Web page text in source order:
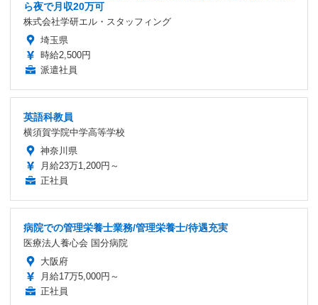
ら夜で月収20万可
株式会社学研エル・スタッフィング
埼玉県
時給2,500円
派遣社員
英語科教員
横須賀学院中学高等学校
神奈川県
月給23万1,200円～
正社員
病院での管理栄養士業務/管理栄養士/待遇充実
医療法人養心会 国分病院
大阪府
月給17万5,000円～
正社員